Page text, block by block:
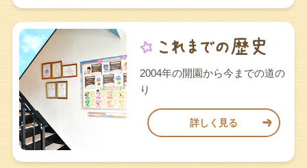
2004年の開園から今までの道の
り
詳しく見る